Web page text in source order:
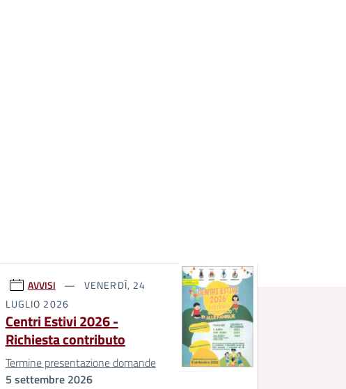
AVVISI
VENERDÌ, 24
LUGLIO 2026
Centri Estivi 2026 -
Richiesta contributo
Termine presentazione domande
5 settembre 2026